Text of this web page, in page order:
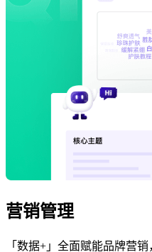
营销管理
「数据+」全面赋能品牌营